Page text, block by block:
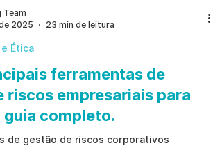
Team
2025
23 min de leitura
Ética
ferramentas de
riscos empresariais para
guia completo.
de gestão de riscos corporativos